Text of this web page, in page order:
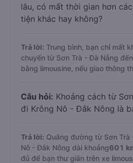
lâu, có mất thời gian hơn
tiện khác hay không?
Trả lời: Trung bình, bạn chỉ mất
chuyển từ Sơn Trà - Đà Nẵng
bằng limousine, nếu giao thông
Câu hỏi: Khoảng cách từ
đi Krông Nô - Đắk Nông là
Trả lời: Quãng đường từ Sơn Trà
Nô - Đắk Nông dài khoảng601
đủ để bạn thư giãn trên xe